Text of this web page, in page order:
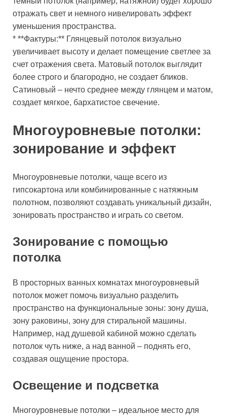
отражать свет и немного нивелировать эффект
уменьшения пространства.
* **Фактуры:** Глянцевый потолок визуально
увеличивает высоту и делает помещение светлее за
счет отражения света. Матовый потолок выглядит
более строго и благородно, не создает бликов.
Сатиновый – нечто среднее между глянцем и матом,
создает мягкое, бархатистое свечение.
Многоуровневые потолки:
зонирование и эффект
Многоуровневые потолки, чаще всего из
гипсокартона или комбинированные с натяжным
полотном, позволяют создавать уникальный дизайн,
зонировать пространство и играть со светом.
Зонирование с помощью
потолка
В просторных ванных комнатах многоуровневый
потолок может помочь визуально разделить
пространство на функциональные зоны: зону душа,
зону раковины, зону для стиральной машины.
Например, над душевой кабиной можно сделать
потолок чуть ниже, а над ванной – поднять его,
создавая ощущение простора.
Освещение и подсветка
Многоуровневые потолки – идеальное место для